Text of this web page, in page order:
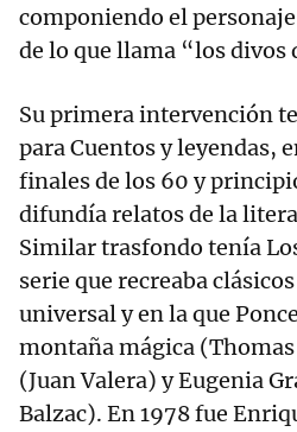
componiendo el
de lo que llama “los divos
Su primera intervención
para Cuentos y leyendas,
finales de los 60 y
difundía relatos de la
Similar trasfondo tenía
serie que recreaba
universal y en la que
montaña mágica
(Juan Valera) y Eugenia
Balzac). En 1978 fue